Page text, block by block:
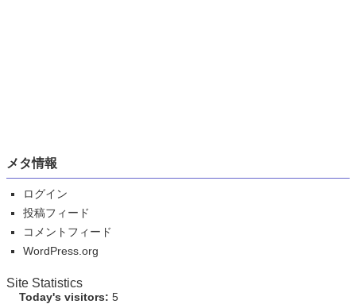
メタ情報
ログイン
投稿フィード
コメントフィード
WordPress.org
Site Statistics
Today's visitors: 5